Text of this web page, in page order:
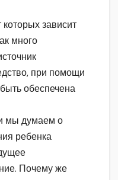
которых зависит
много
при помощи
обеспечена
мы думаем о
ребенка
Почему же